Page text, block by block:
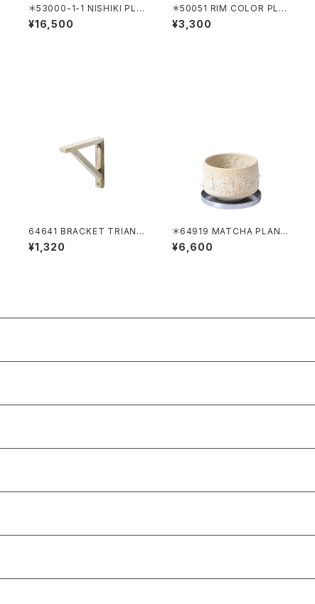
＊53000-1-1 NISHIKI PLA
NTER KAKENAGASHI
¥16,500
＊50051 RIM COLOR PLA
NTER 120 WHITE
¥3,300
64641 BRACKET TRIANG
LE 190
¥1,320
＊64919 MATCHA PLANT
ER LAVA/WHITE
¥6,600